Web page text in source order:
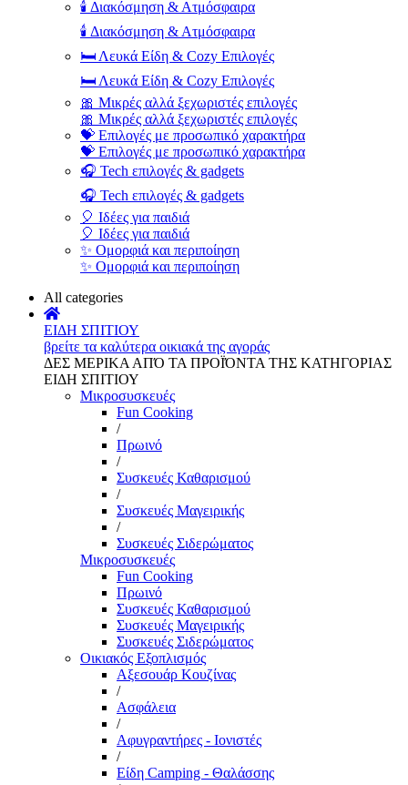
🕯️ Διακόσμηση & Ατμόσφαιρα
🕯️ Διακόσμηση & Ατμόσφαιρα
🛏️ Λευκά Είδη & Cozy Επιλογές
🛏️ Λευκά Είδη & Cozy Επιλογές
🎀 Μικρές αλλά ξεχωριστές επιλογές
🎀 Μικρές αλλά ξεχωριστές επιλογές
💝 Επιλογές με προσωπικό χαρακτήρα
💝 Επιλογές με προσωπικό χαρακτήρα
🎧 Tech επιλογές & gadgets
🎧 Tech επιλογές & gadgets
🎈 Ιδέες για παιδιά
🎈 Ιδέες για παιδιά
✨ Ομορφιά και περιποίηση
✨ Ομορφιά και περιποίηση
All categories
ΕΙΔΗ ΣΠΙΤΙΟΥ
βρείτε τα καλύτερα οικιακά της αγοράς
ΔΕΣ ΜΕΡΙΚΑ ΑΠΌ ΤΑ ΠΡΟΪΌΝΤΑ ΤΗΣ ΚΑΤΗΓΟΡΙΑΣ
ΕΙΔΗ ΣΠΙΤΙΟΥ
Μικροσυσκευές
Fun Cooking
/
Πρωινό
/
Συσκευές Καθαρισμού
/
Συσκευές Μαγειρικής
/
Συσκευές Σιδερώματος
Μικροσυσκευές
Fun Cooking
Πρωινό
Συσκευές Καθαρισμού
Συσκευές Μαγειρικής
Συσκευές Σιδερώματος
Οικιακός Εξοπλισμός
Αξεσουάρ Κουζίνας
/
Ασφάλεια
/
Αφυγραντήρες - Ιονιστές
/
Είδη Camping - Θαλάσσης